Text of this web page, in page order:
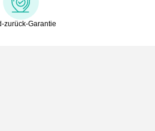
zurück-Garantie